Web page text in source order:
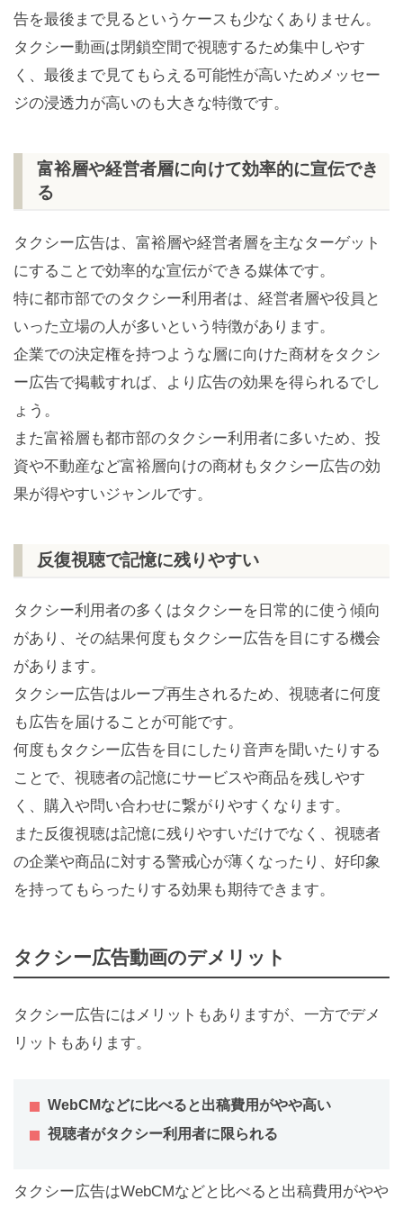
告を最後まで見るというケースも少なくありません。
タクシー動画は閉鎖空間で視聴するため集中しやす
く、最後まで見てもらえる可能性が高いためメッセー
ジの浸透力が高いのも大きな特徴です。
富裕層や経営者層に向けて効率的に宣伝でき
る
タクシー広告は、富裕層や経営者層を主なターゲット
にすることで効率的な宣伝ができる媒体です。
特に都市部でのタクシー利用者は、経営者層や役員と
いった立場の人が多いという特徴があります。
企業での決定権を持つような層に向けた商材をタクシ
ー広告で掲載すれば、より広告の効果を得られるでし
ょう。
また富裕層も都市部のタクシー利用者に多いため、投
資や不動産など富裕層向けの商材もタクシー広告の効
果が得やすいジャンルです。
反復視聴で記憶に残りやすい
タクシー利用者の多くはタクシーを日常的に使う傾向
があり、その結果何度もタクシー広告を目にする機会
があります。
タクシー広告はループ再生されるため、視聴者に何度
も広告を届けることが可能です。
何度もタクシー広告を目にしたり音声を聞いたりする
ことで、視聴者の記憶にサービスや商品を残しやす
く、購入や問い合わせに繋がりやすくなります。
また反復視聴は記憶に残りやすいだけでなく、視聴者
の企業や商品に対する警戒心が薄くなったり、好印象
を持ってもらったりする効果も期待できます。
タクシー広告動画のデメリット
タクシー広告にはメリットもありますが、一方でデメ
リットもあります。
WebCMなどに比べると出稿費用がやや高い
視聴者がタクシー利用者に限られる
タクシー広告はWebCMなどと比べると出稿費用がやや